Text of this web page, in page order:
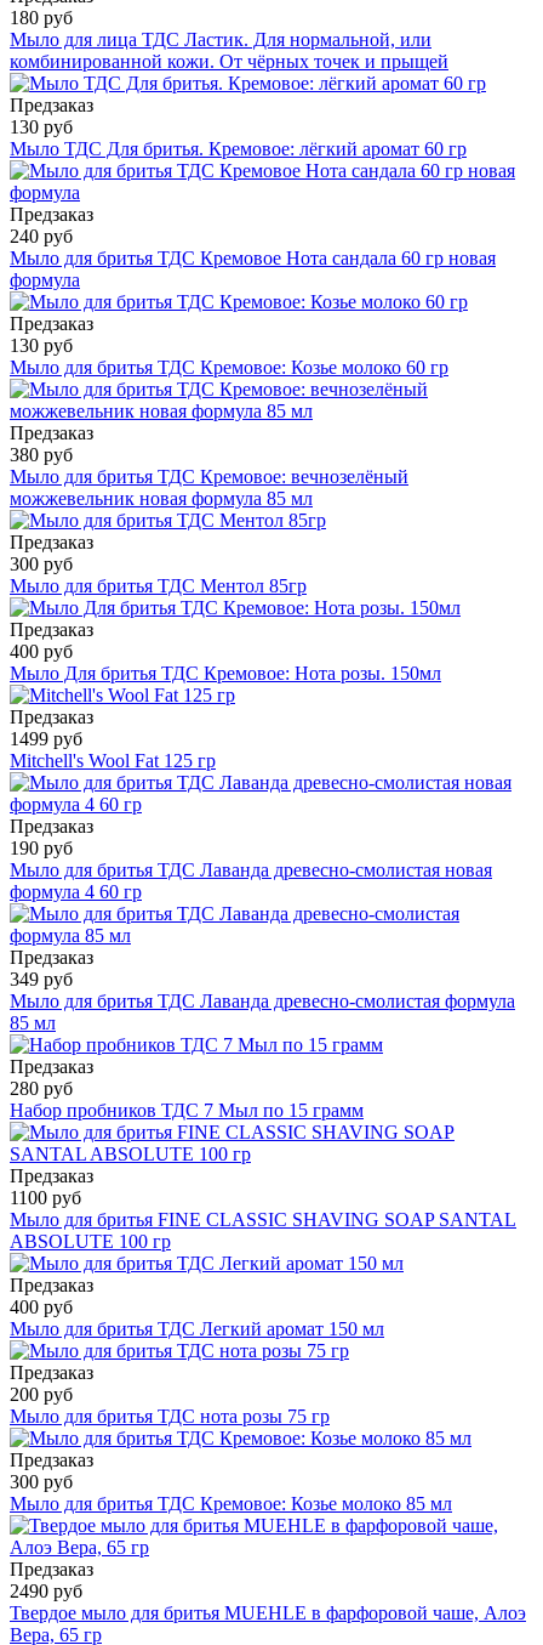
180 руб
Мыло для лица ТДС Ластик. Для нормальной, или
комбинированной кожи. От чёрных точек и прыщей
Предзаказ
130 руб
Мыло ТДС Для бритья. Кремовое: лёгкий аромат 60 гр
Предзаказ
240 руб
Мыло для бритья ТДС Кремовое Нота сандала 60 гр новая
формула
Предзаказ
130 руб
Мыло для бритья ТДС Кремовое: Козье молоко 60 гр
Предзаказ
380 руб
Мыло для бритья ТДС Кремовое: вечнозелёный
можжевельник новая формула 85 мл
Предзаказ
300 руб
Мыло для бритья ТДС Ментол 85гр
Предзаказ
400 руб
Мыло Для бритья ТДС Кремовое: Нота розы. 150мл
Предзаказ
1499 руб
Mitchell's Wool Fat 125 гр
Предзаказ
190 руб
Мыло для бритья ТДС Лаванда древесно-смолистая новая
формула 4 60 гр
Предзаказ
349 руб
Мыло для бритья ТДС Лаванда древесно-смолистая формула
85 мл
Предзаказ
280 руб
Набор пробников ТДС 7 Мыл по 15 грамм
Предзаказ
1100 руб
Мыло для бритья FINE CLASSIC SHAVING SOAP SANTAL
ABSOLUTE 100 гр
Предзаказ
400 руб
Мыло для бритья ТДС Легкий аромат 150 мл
Предзаказ
200 руб
Мыло для бритья ТДС нота розы 75 гр
Предзаказ
300 руб
Мыло для бритья ТДС Кремовое: Козье молоко 85 мл
Предзаказ
2490 руб
Твердое мыло для бритья MUEHLE в фарфоровой чаше, Алоэ
Вера, 65 гр